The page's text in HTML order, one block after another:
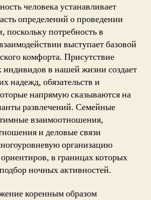
человека устанавливает
определений о проведении
поскольку потребность в
выступает базовой
комфорта. Присутствие
в нашей жизни создает
надежд, обязательств и
напрямую сказываются на
развлечений. Семейные
взаимоотношения,
и деловые связи
организацию
в границах которых
ночных активностей.
коренным образом